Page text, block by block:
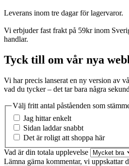
Leverans inom tre dagar för lagervaror.
Vi erbjuder fast frakt på 59kr inom
handlar.
Tyck till om vår nya
Vi har precis lanserat en ny version av
vad du tycker – det tar bara några
Välj fritt antal påståenden som
Jag hittar enkelt
Sidan laddar snabbt
Det är roligt att shoppa här
Vad är din totala upplevelse
Lämna gärna kommentar, vi uppskattar